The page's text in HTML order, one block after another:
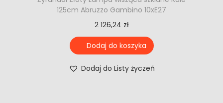
125cm Abruzzo Gambino 10xE27
2 126,24 zł
Dodaj do koszyka
Dodaj do Listy życzeń